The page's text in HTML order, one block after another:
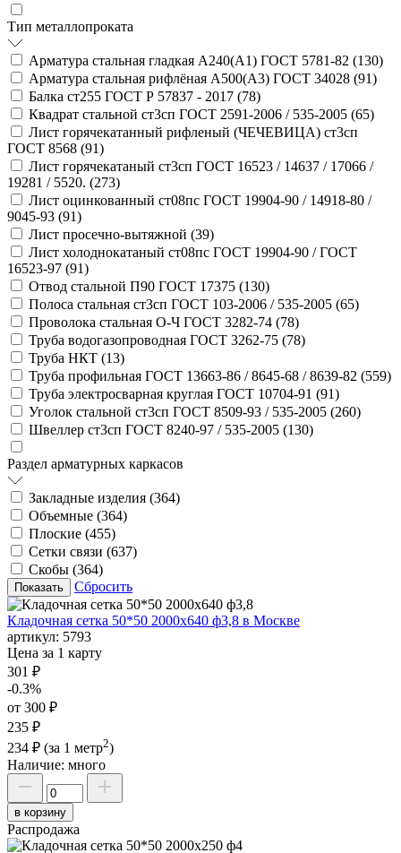
Тип металлопроката
Арматура стальная гладкая А240(А1) ГОСТ 5781-82 (130)
Арматура стальная рифлёная А500(А3) ГОСТ 34028 (91)
Балка ст255 ГОСТ Р 57837 - 2017 (78)
Квадрат стальной ст3сп ГОСТ 2591-2006 / 535-2005 (65)
Лист горячекатанный рифленый (ЧЕЧЕВИЦА) ст3сп
ГОСТ 8568 (91)
Лист горячекатаный ст3сп ГОСТ 16523 / 14637 / 17066 /
19281 / 5520. (273)
Лист оцинкованный ст08пс ГОСТ 19904-90 / 14918-80 /
9045-93 (91)
Лист просечно-вытяжной (39)
Лист холоднокатаный ст08пс ГОСТ 19904-90 / ГОСТ
16523-97 (91)
Отвод стальной П90 ГОСТ 17375 (130)
Полоса стальная ст3сп ГОСТ 103-2006 / 535-2005 (65)
Проволока стальная О-Ч ГОСТ 3282-74 (78)
Труба водогазопроводная ГОСТ 3262-75 (78)
Труба НКТ (13)
Труба профильная ГОСТ 13663-86 / 8645-68 / 8639-82 (559)
Труба электросварная круглая ГОСТ 10704-91 (91)
Уголок стальной ст3сп ГОСТ 8509-93 / 535-2005 (260)
Швеллер ст3сп ГОСТ 8240-97 / 535-2005 (130)
Раздел арматурных каркасов
Закладные изделия (364)
Объемные (364)
Плоские (455)
Сетки связи (637)
Скобы (364)
Сбросить
Кладочная сетка 50*50 2000х640 ф3,8 в Москве
артикул: 5793
Цена за 1 карту
301 ₽
-0.3%
от 300 ₽
235 ₽
234 ₽ (за 1 метр2)
Наличие: много
в корзину
Распродажа